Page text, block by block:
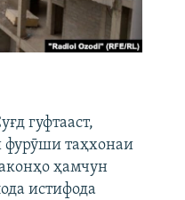
гуфтааст,
таҳхонаи
ҳамчун
истифода